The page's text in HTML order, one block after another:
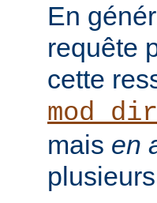
En
requête
cette
mod_dir
mais en